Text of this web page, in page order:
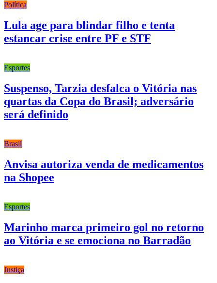
Política
Lula age para blindar filho e tenta
estancar crise entre PF e STF
Esportes
Suspenso, Tarzia desfalca o Vitória nas
quartas da Copa do Brasil; adversário
será definido
Brasil
Anvisa autoriza venda de medicamentos
na Shopee
Esportes
Marinho marca primeiro gol no retorno
ao Vitória e se emociona no Barradão
Justiça